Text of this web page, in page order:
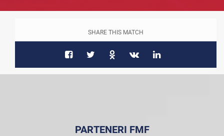
SHARE THIS MATCH
PARTENERI FMF